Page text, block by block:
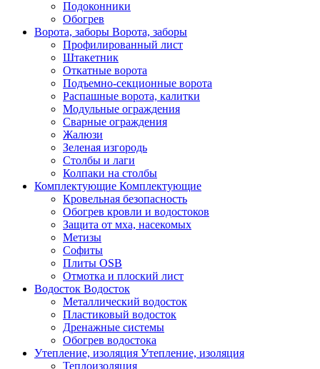
Подоконники
Обогрев
Ворота, заборы Ворота, заборы
Профилированный лист
Штакетник
Откатные ворота
Подъемно-секционные ворота
Распашные ворота, калитки
Модульные ограждения
Сварные ограждения
Жалюзи
Зеленая изгородь
Столбы и лаги
Колпаки на столбы
Комплектующие Комплектующие
Кровельная безопасность
Обогрев кровли и водостоков
Защита от мха, насекомых
Метизы
Софиты
Плиты OSB
Отмотка и плоский лист
Водосток Водосток
Металлический водосток
Пластиковый водосток
Дренажные системы
Обогрев водостока
Утепление, изоляция Утепление, изоляция
Теплоизоляция